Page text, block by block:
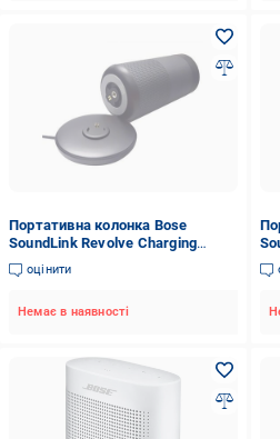
Портативна колонка Bose
SoundLink Revolve Charging
Cradle
оцінити
Немає в наявності